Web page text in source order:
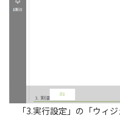
「3.実行設定」の「ウィ